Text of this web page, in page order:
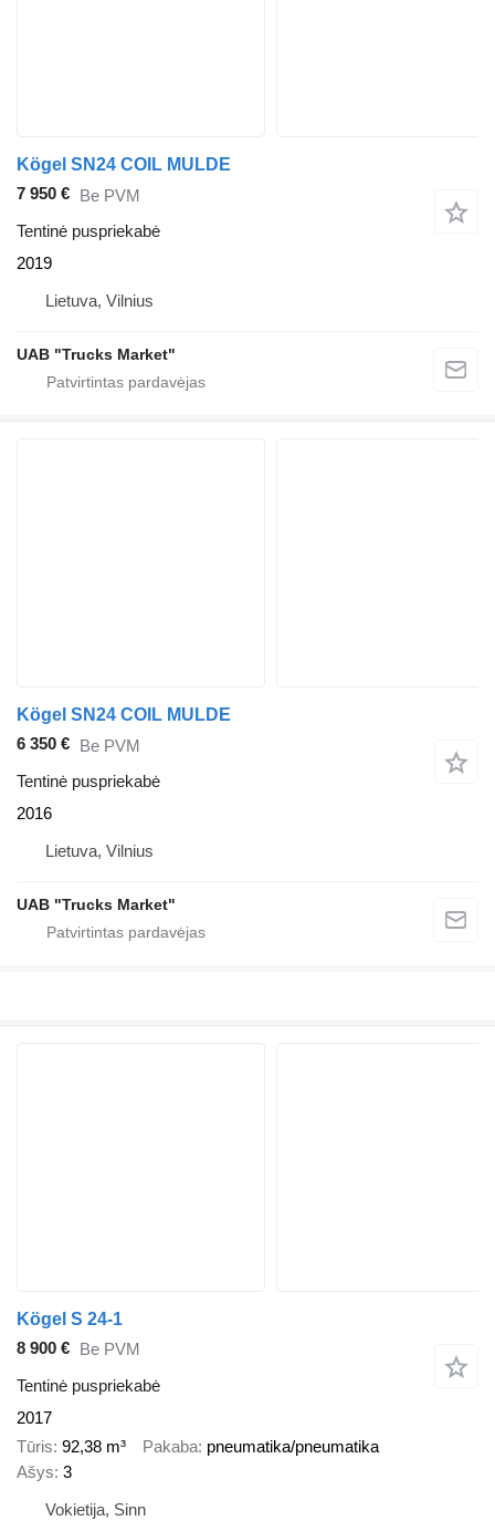
Kögel SN24 COIL MULDE
7 950 € Be PVM
Tentinė puspriekabė
2019
Lietuva, Vilnius
UAB "Trucks Market"
Kögel SN24 COIL MULDE
6 350 € Be PVM
Tentinė puspriekabė
2016
Lietuva, Vilnius
UAB "Trucks Market"
Kögel S 24-1
8 900 €
Be PVM
Tentinė puspriekabė
2017
Tūris 92,38 m³ Pakaba pneumatika/pneumatika
Ašys 3
Vokietija, Sinn